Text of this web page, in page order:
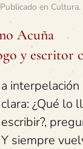
en Cultura.
Acuña
y escritor
a
clara: ¿Qué lo
escribir?,
siempre